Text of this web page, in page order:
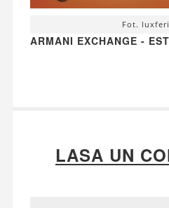
Fot.
ARMANI EXCHANGE -
LASA UN